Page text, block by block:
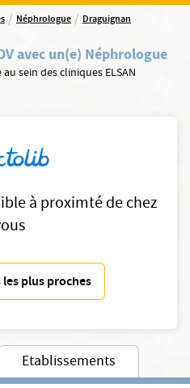
/ Néphrologue / Draguignan
avec un(e) Néphrologue
sein des cliniques ELSAN
à proximté de chez
plus proches
Etablissements